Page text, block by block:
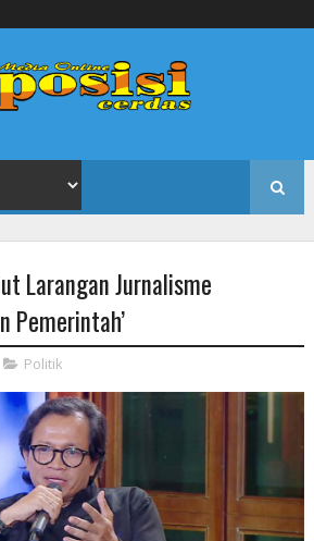
Larangan Jurnalisme
Pemerintah’
Politik